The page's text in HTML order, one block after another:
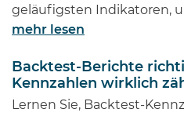
geläufigsten Indikatoren,
mehr lesen
Backtest-Berichte
Kennzahlen wirklich
Lernen Sie, Backtest-